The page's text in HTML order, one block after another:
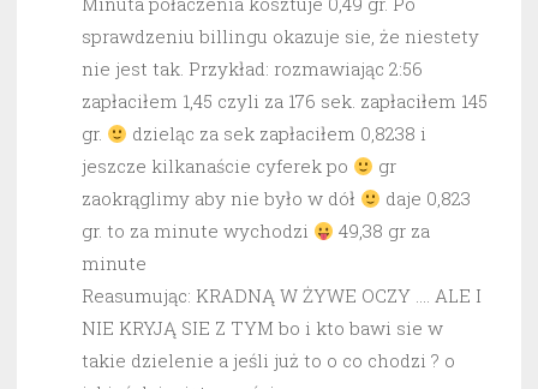
sprawdzeniu billingu okazuje sie, że niestety
nie jest tak. Przykład: rozmawiając 2:56
zapłaciłem 1,45 czyli za 176 sek. zapłaciłem 145
gr.
dzieląc za sek zapłaciłem 0,8238 i
jeszcze kilkanaście cyferek po
gr
zaokrąglimy aby nie było w dół
daje 0,823
gr. to za minute wychodzi
49,38 gr za
minute
Reasumując: KRADNĄ W ŻYWE OCZY …. ALE I
NIE KRYJĄ SIE Z TYM bo i kto bawi sie w
takie dzielenie a jeśli już to o co chodzi ? o